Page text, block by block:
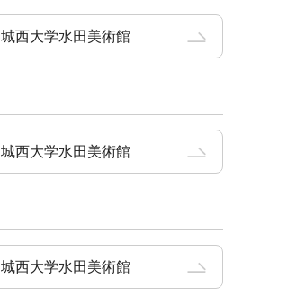
城西大学水田美術館
城西大学水田美術館
城西大学水田美術館